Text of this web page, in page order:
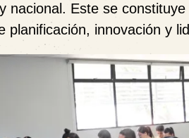
nacional. Este se
planificación, innovación y